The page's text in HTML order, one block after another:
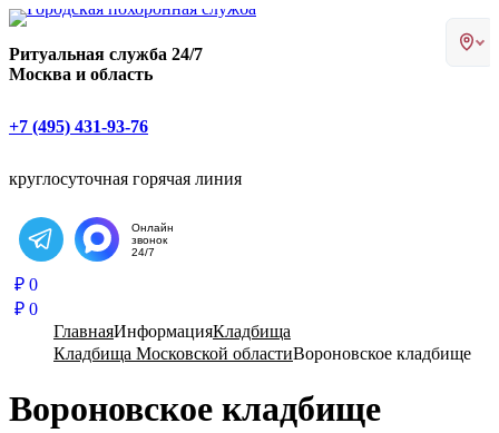
Ритуальная служба 24/7
Москва и область
+7 (495) 431-93-76
круглосуточная горячая линия
Написать в Telegram
Онлайн
звонок
24/7
₽ 0
₽ 0
ГлавнаяИнформацияКладбища
Кладбища Московской областиВороновское кладбище
Вороновское кладбище